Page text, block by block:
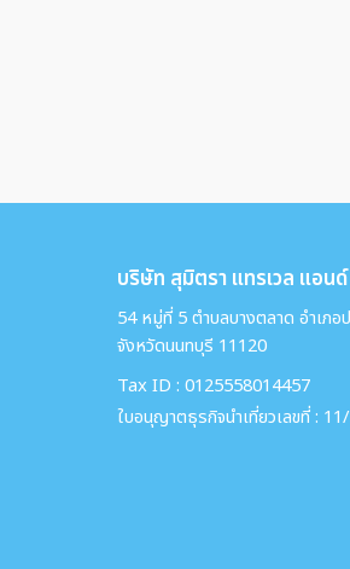
บริษัท สุมิตรา แทรเวล แอนด์
54 หมู่ที่ 5 ตำบลบางตลาด อำเภอ
จังหวัดนนทบุรี 11120
Tax ID : 0125558014457
ใบอนุญาตธุรกิจนำเที่ยวเลขที่ :